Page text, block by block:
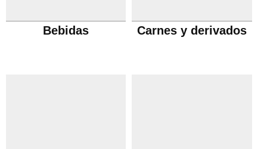
Bebidas Carnes y derivados